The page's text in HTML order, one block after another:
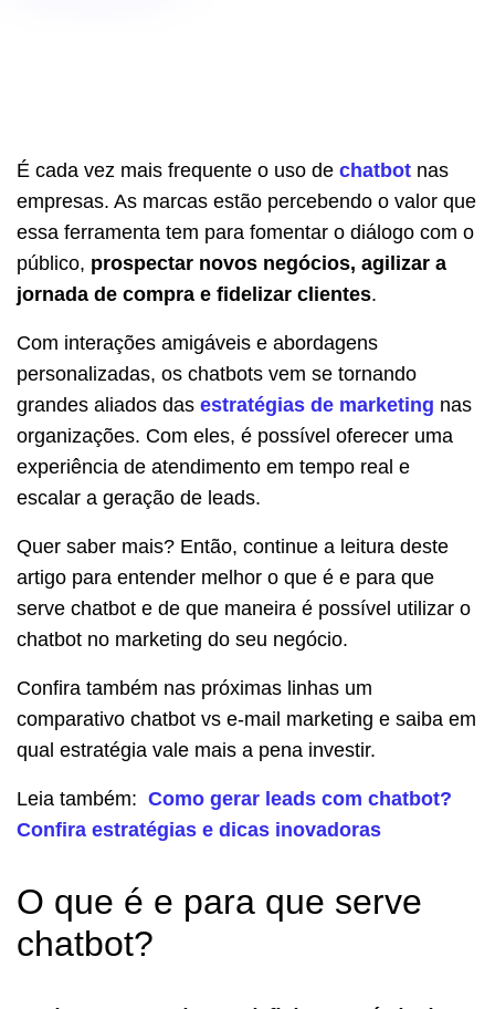
É cada vez mais frequente o uso de chatbot nas
empresas. As marcas estão percebendo o valor que
essa ferramenta tem para fomentar o diálogo com o
público, prospectar novos negócios, agilizar a
jornada de compra e fidelizar clientes.
Com interações amigáveis e abordagens
personalizadas, os chatbots vem se tornando
grandes aliados das estratégias de marketing nas
organizações. Com eles, é possível oferecer uma
experiência de atendimento em tempo real e
escalar a geração de leads.
Quer saber mais? Então, continue a leitura deste
artigo para entender melhor o que é e para que
serve chatbot e de que maneira é possível utilizar o
chatbot no marketing do seu negócio.
Confira também nas próximas linhas um
comparativo chatbot vs e-mail marketing e saiba em
qual estratégia vale mais a pena investir.
Leia também: Como gerar leads com chatbot?
Confira estratégias e dicas inovadoras
O que é e para que serve
chatbot?